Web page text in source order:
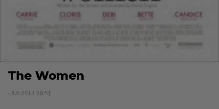
The Women
- 8.6.2014 20:51